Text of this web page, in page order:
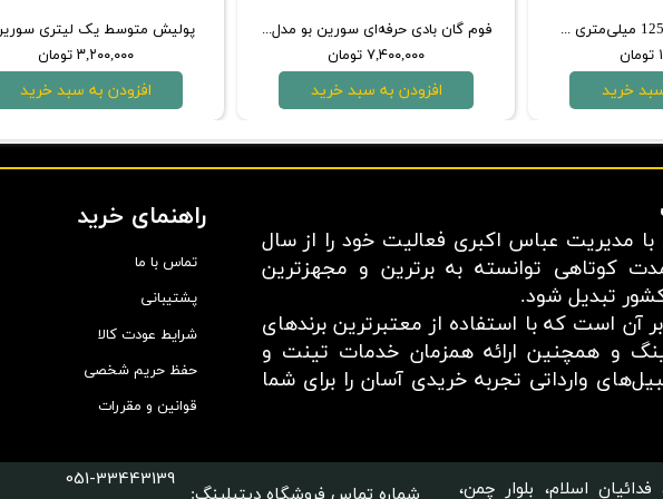
پولیش متوسط یک لیتری
۳,۲۰۰,۰۰۰ تومان
افزودن به سبد خرید
فوم گان بادی حرفه‌ای سورین‌ بو مدل Tornado Foam Gun t119
۷,۴۰۰,۰۰۰ تومان
افزودن به سبد خرید
صفحه پلیت روتاری 125 میلی‌متری سورین‌ بو
خرید
مدیریت عباس اکبری فعالیت خود را از سال
مدت کوتاهی توانسته به برترین و مجهزترین
تبدیل شود.
است که با استفاده از معتبر‌ترین برند‌های
و همچنین ارائه همزمان خدمات تینت و
وارداتی تجربه خریدی آسان را برای شما
راهنمای خرید
تماس با ما
پشتیبانی
شرایط عودت کالا
حفظ حریم شخصی
قوانین و مقررات
051-33443139
اسلام، بلوار چمن،